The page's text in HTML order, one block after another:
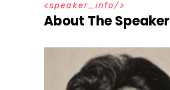
speaker_info
About The Speaker